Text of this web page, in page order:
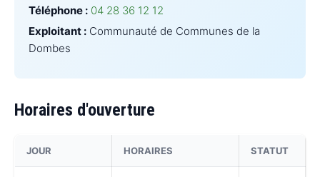
Téléphone : 04 28 36 12 12
Exploitant : Communauté de Communes de la
Dombes
Horaires d'ouverture
JOUR HORAIRES STATUT